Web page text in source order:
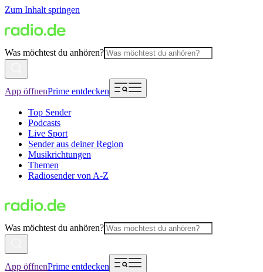
Zum Inhalt springen
Was möchtest du anhören?
App öffnenPrime entdecken
Top Sender
Podcasts
Live Sport
Sender aus deiner Region
Musikrichtungen
Themen
Radiosender von A-Z
Was möchtest du anhören?
App öffnenPrime entdecken